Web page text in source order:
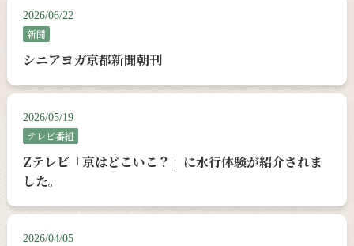
2026/06/22
新聞
シニアヨガ京都新聞朝刊
2026/05/19
テレビ番組
Zテレビ「京はどこいこ？」に水行体験が紹介されま
した。
2026/04/05